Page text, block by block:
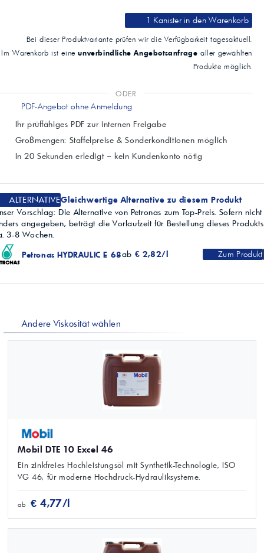
1 Kanisterin den Warenkorb
Bei dieser Produktvariante prüfen wir die Verfügbarkeit tagesaktuell.
Im Warenkorb ist eineunverbindliche Angebotsanfrage aller gewählten
Produkte möglich.
ODER
PDF-Angebot ohne Anmeldung
Ihr prüffähiges PDF zur internen Freigabe
Großmengen: Staffelpreise & Sonderkonditionen möglich
In 20 Sekunden erledigt – kein Kundenkonto nötig
ALTERNATIVEGleichwertige Alternative zu diesem Produkt
Vorschlag: Die Alternative von Petronas zum Top-Preis. Sofern nicht
angegeben, beträgt die Vorlaufzeit für Bestellung dieses Produkts
3-8 Wochen.
Petronas HYDRAULIC E 68ab € 2,82/l Zum Produkt
Andere Viskosität wählen
Mobil DTE 10 Excel 46
Ein zinkfreies Hochleistungsöl mit Synthetik-Technologie, ISO
VG 46, für moderne Hochdruck-Hydrauliksysteme.
ab € 4,77/l